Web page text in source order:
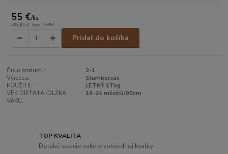
55 €/ks
45,45 € bez DPH
Pridať do košíka
Číslo produktu:
2-1
Výrobca:
Slumbersac
POUŽITIE:
LETNÝ 1Tog
VEK DIEŤAŤA /DĹŽKA
VAKU:
18-24 měsíců/90cm
TOP KVALITA
Detské spacie vaky prvotriednej kvality